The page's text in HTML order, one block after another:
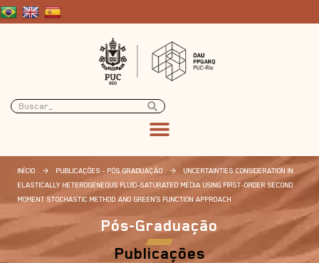
INÍCIO > PUBLICAÇÕES - PÓS GRADUAÇÃO >
UNCERTAINTIES CONSIDERATION IN
ELASTICALLY HETEROGENEOUS FLUID-SATURATED MEDIA USING FIRST-ORDER SECOND
MOMENT STOCHASTIC METHOD AND GREEN’S FUNCTION APPROACH
Pós-Graduação
Publicações